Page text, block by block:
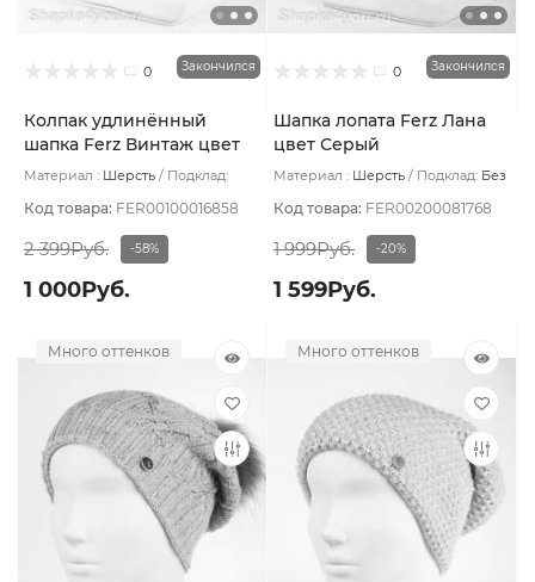
0 Закончился
Колпак удлинённый
шапка Ferz Винтаж цвет
Серый светлый
Материал : Шерсть
Подклад:
Код товара: FER00100016858
2 399Руб. -58%
1 000Руб.
0 Закончился
Шапка лопата Ferz Лана
цвет Серый
Материал : Шерсть Подклад: Без
Код товара: FER00200081768
1 999Руб. -20%
1 599Руб.
Много оттенков Много оттенков